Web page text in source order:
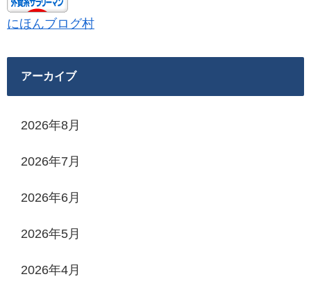
にほんブログ村
アーカイブ
2026年8月
2026年7月
2026年6月
2026年5月
2026年4月